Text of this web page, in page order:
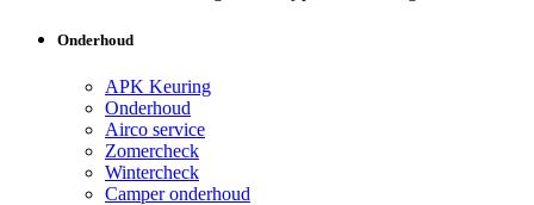
Onderhoud
APK Keuring
Onderhoud
Airco service
Zomercheck
Wintercheck
Camper onderhoud